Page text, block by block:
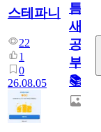
스테파니
22
1
0
26.08.05
틈
새
공
부!
📚